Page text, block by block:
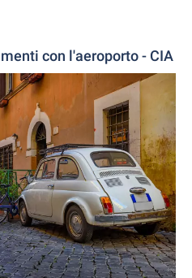
con l'aeroporto - CIA